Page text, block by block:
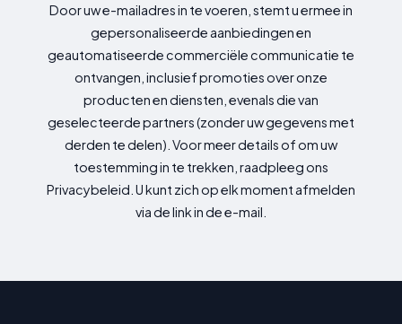
Door uw e-mailadres in te voeren, stemt u ermee in
gepersonaliseerde aanbiedingen en
geautomatiseerde commerciële communicatie te
ontvangen, inclusief promoties over onze
producten en diensten, evenals die van
geselecteerde partners (zonder uw gegevens met
derden te delen). Voor meer details of om uw
toestemming in te trekken, raadpleeg ons
Privacybeleid. U kunt zich op elk moment afmelden
via de link in de e-mail.